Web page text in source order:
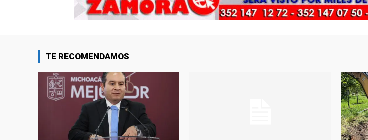
TE RECOMENDAMOS